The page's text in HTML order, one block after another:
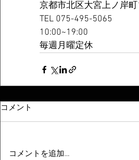
京都市北区大宮上ノ岸
TEL 075-495-5065
10:00~19:00
毎週月曜定休
コメント
コメントを追加…